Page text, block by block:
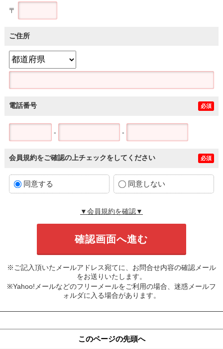
〒
ご住所
電話番号 必須
- -
会員規約をご確認の上チェックをしてください 必須
同意する 同意しない
▼会員規約を確認▼
※ご記入頂いたメールアドレス宛てに、お問合せ内容の確認メール
をお送りいたします。
※Yahoo!メールなどのフリーメールをご利用の場合、迷惑メールフ
ォルダに入る場合があります。
このページの先頭へ